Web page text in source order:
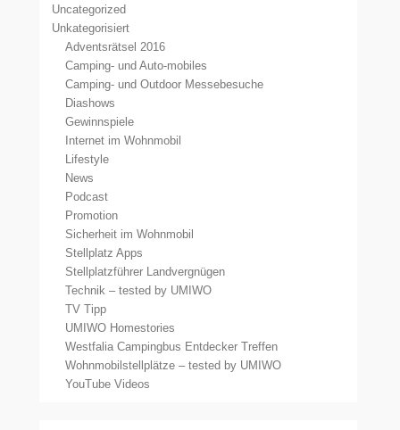
Uncategorized
Unkategorisiert
Adventsrätsel 2016
Camping- und Auto-mobiles
Camping- und Outdoor Messebesuche
Diashows
Gewinnspiele
Internet im Wohnmobil
Lifestyle
News
Podcast
Promotion
Sicherheit im Wohnmobil
Stellplatz Apps
Stellplatzführer Landvergnügen
Technik – tested by UMIWO
TV Tipp
UMIWO Homestories
Westfalia Campingbus Entdecker Treffen
Wohnmobilstellplätze – tested by UMIWO
YouTube Videos